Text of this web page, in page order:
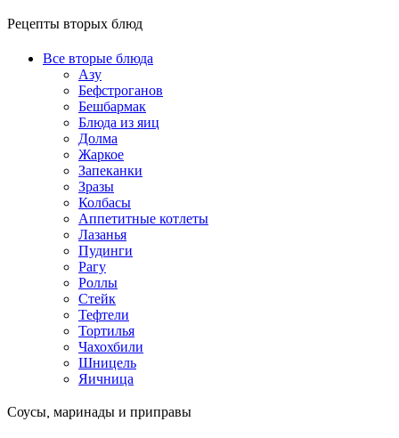
Рецепты вторых блюд
Все вторые блюда
Азу
Бефстроганов
Бешбармак
Блюда из яиц
Долма
Жаркое
Запеканки
Зразы
Колбасы
Аппетитные котлеты
Лазанья
Пудинги
Рагу
Роллы
Стейк
Тефтели
Тортилья
Чахохбили
Шницель
Яичница
Соусы, маринады и приправы